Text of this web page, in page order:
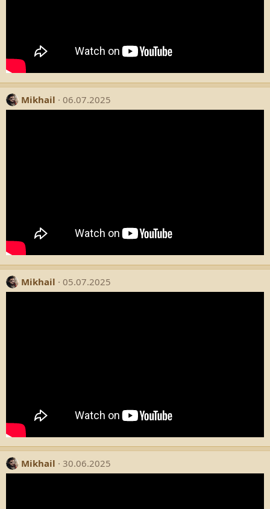
Mikhail 06.07.2025
Mikhail 05.07.2025
Mikhail 30.06.2025